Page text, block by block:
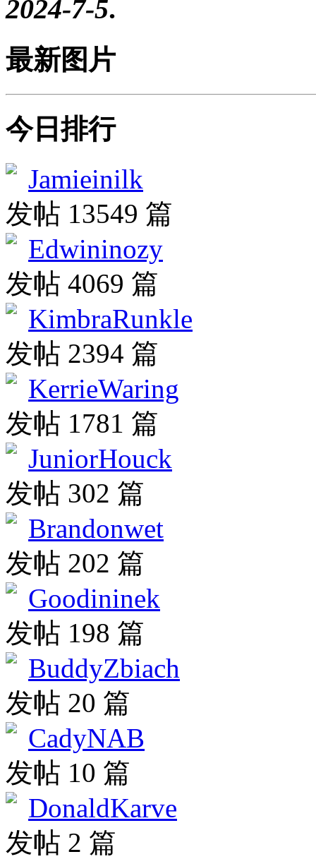
2024-7-5.
最新图片
今日排行
Jamieinilk
发帖 13549 篇
Edwininozy
发帖 4069 篇
KimbraRunkle
发帖 2394 篇
KerrieWaring
发帖 1781 篇
JuniorHouck
发帖 302 篇
Brandonwet
发帖 202 篇
Goodininek
发帖 198 篇
BuddyZbiach
发帖 20 篇
CadyNAB
发帖 10 篇
DonaldKarve
发帖 2 篇